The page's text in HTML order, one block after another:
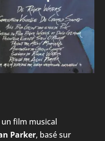
film musical
Parker, basé sur